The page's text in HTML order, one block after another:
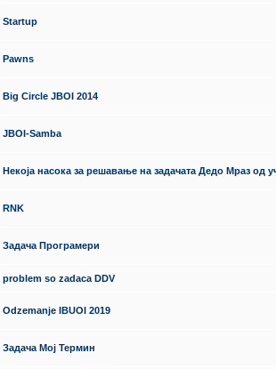
Startup
Pawns
Big Circle JBOI 2014
JBOI-Samba
Некоја насока за решавање на задачата Дедо Мраз од
RNK
Задача Програмери
problem so zadaca DDV
Odzemanje IBUOI 2019
Задача Мој Термин